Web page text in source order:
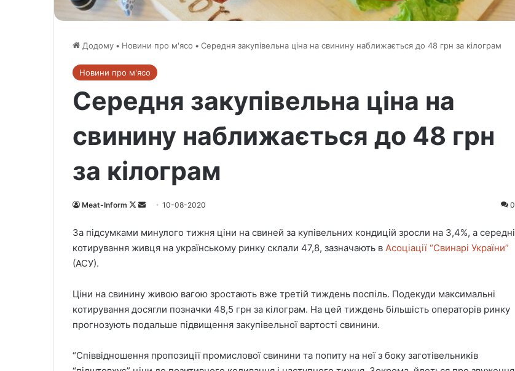
Додому • Новини про м'ясо • Середня закупівельна ціна на свинину наближається до 48 грн за кілограм
Новини про м'ясо
Середня закупівельна ціна на
свинину наближається до 48 грн
за кілограм
Meat-Inform
F
l
o
n
X
n
d
e
m
a
l
10-08-2020 0
За підсумками минулого тижня ціни на свиней за купівельних кондицій зросли на 3,4%, а середні
котирування живця на українському ринку склали 47,8, зазначають в Асоціації “Свинарі України”
(АСУ).
Ціни на свинину живою вагою зростають вже третій тиждень поспіль. Подекуди максимальні
котирування досягли позначки 48,5 грн за кілограм. На цей тиждень більшість операторів ринку
прогнозують подальше підвищення закупівельної вартості свинини.
“Співвідношення пропозиції промислової свинини та попиту на неї з боку заготівельників